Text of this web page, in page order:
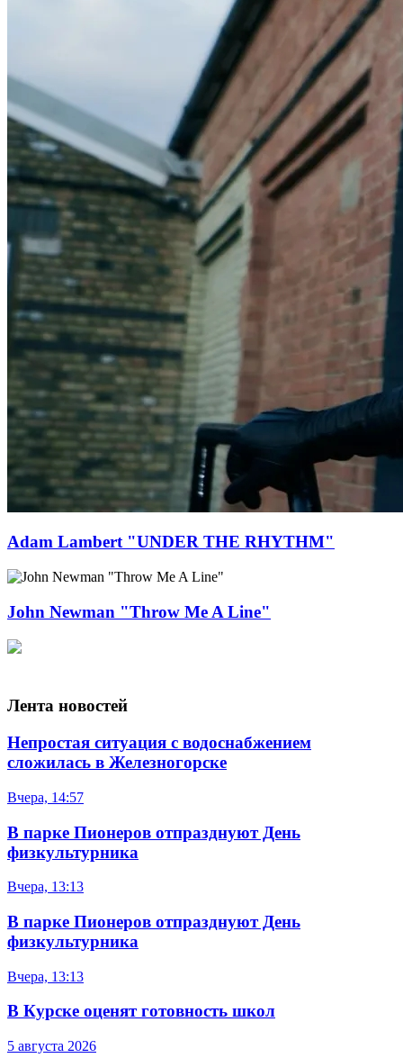
Adam Lambert "UNDER THE RHYTHM"
John Newman "Throw Me A Line"
Лента новостей
Непростая ситуация с водоснабжением
сложилась в Железногорске
Вчера, 14:57
В парке Пионеров отпразднуют День
физкультурника
Вчера, 13:13
В парке Пионеров отпразднуют День
физкультурника
Вчера, 13:13
В Курске оценят готовность школ
5 августа 2026